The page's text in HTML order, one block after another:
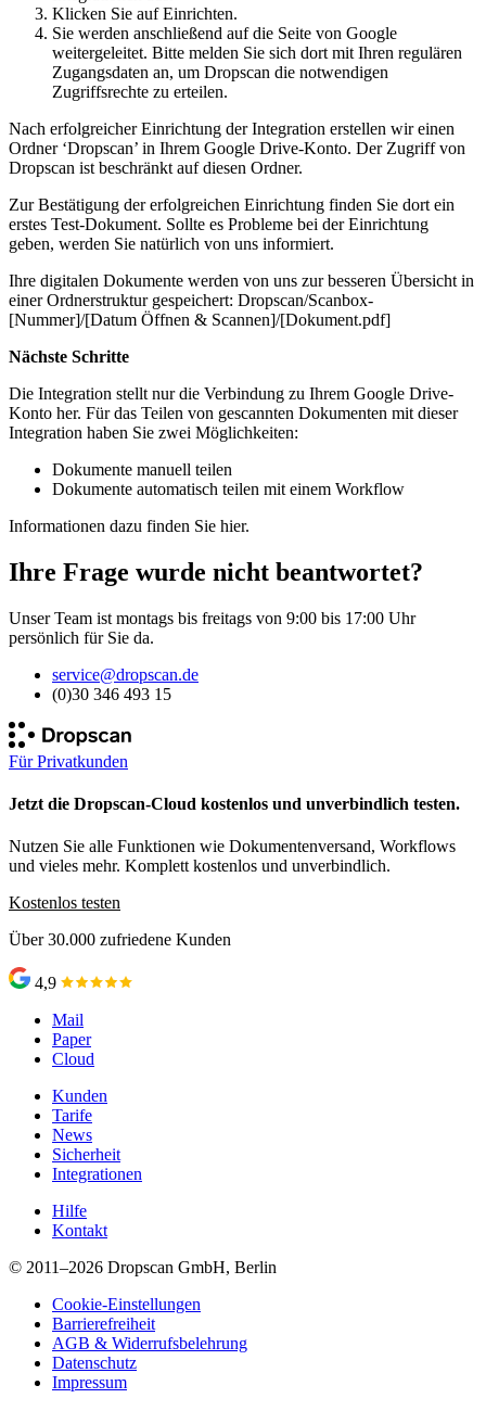
Klicken Sie aufEinrichten.
Sie werden anschließend auf die Seite von Google
weitergeleitet. Bitte melden Sie sich dort mit Ihren regulären
Zugangsdaten an, um Dropscan die notwendigen
Zugriffsrechte zu erteilen.
Nach erfolgreicher Einrichtung der Integration erstellen wir einen
Ordner ‘Dropscan’ in Ihrem Google Drive-Konto. Der Zugriff von
Dropscan ist beschränkt auf diesen Ordner.
Zur Bestätigung der erfolgreichen Einrichtung finden Sie dort ein
erstes Test-Dokument. Sollte es Probleme bei der Einrichtung
geben, werden Sie natürlich von uns informiert.
Ihre digitalen Dokumente werden von uns zur besseren Übersicht in
einer Ordnerstruktur gespeichert: Dropscan/Scanbox-
[Nummer]/[Datum Öffnen & Scannen]/[Dokument.pdf]
Nächste Schritte
Die Integration stellt nur die Verbindung zu Ihrem Google Drive-
Konto her. Für das Teilen von gescannten Dokumenten mit dieser
Integration haben Sie zwei Möglichkeiten:
Dokumente manuell teilen
Dokumente automatisch teilen mit einem Workflow
Informationen dazu finden Sie hier.
Ihre Frage wurde nicht beantwortet?
Unser Team ist montags bis freitags von 9:00 bis 17:00 Uhr
persönlich für Sie da.
service@dropscan.de
(0)30 346 493 15
Für Privatkunden
Jetzt die Dropscan-Cloud kostenlos und unverbindlich testen.
Nutzen Sie alle Funktionen wie Dokumentenversand, Workflows
und vieles mehr. Komplett kostenlos und unverbindlich.
Kostenlos testen
Über 30.000 zufriedene Kunden
4,9
Mail
Paper
Cloud
Kunden
Tarife
News
Sicherheit
Integrationen
Hilfe
Kontakt
© 2011–2026 Dropscan GmbH, Berlin
Cookie-Einstellungen
Barrierefreiheit
AGB & Widerrufsbelehrung
Datenschutz
Impressum